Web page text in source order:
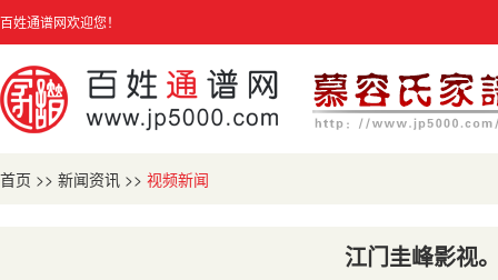
百姓通谱网欢迎您！
首页 >> 新闻资讯 >> 视频新闻
江门圭峰影视